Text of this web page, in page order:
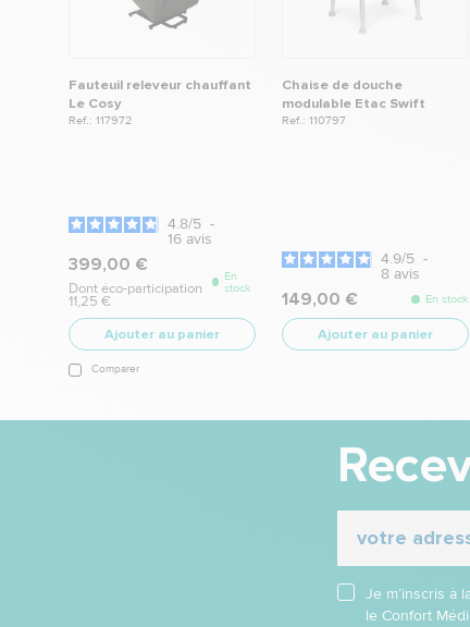
Fauteuil releveur chauffant
Le Cosy
Ref.: 117972
4.8/5 -
16 avis
En
stock
399,00 €
Dont éco-participation
11,25 €
Ajouter au panier
Comparer
Chaise de douche
modulable Etac Swift
Ref.: 110797
4.9/5 -
8 avis
En stock
149,00 €
Ajouter au panier
Je m’inscris à
le Confort